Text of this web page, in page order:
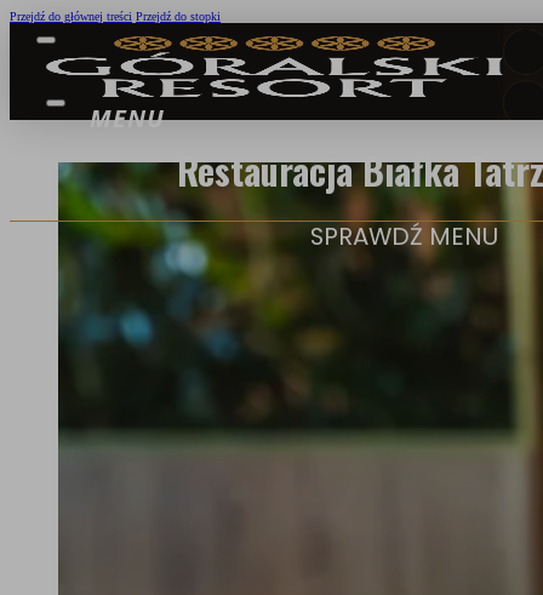
Przejdź do głównej treści Przejdź do stopki
Restauracja Białka
SPRAWDŹ MENU